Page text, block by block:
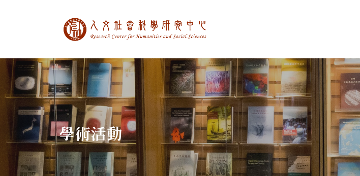
中央研究院人文社會科學研究中心
學術活動